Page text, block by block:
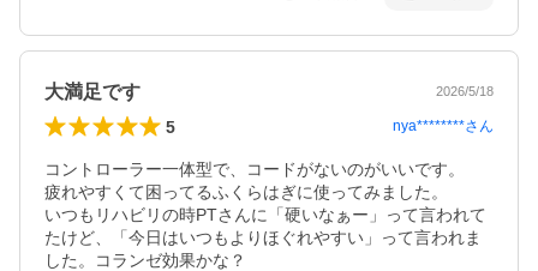
大満足です 2026/5/18
5 nya********さん
コントローラー一体型で、コードがないのがいいです。
疲れやすくて困ってるふくらはぎに使ってみました。
いつもリハビリの時PTさんに「硬いなぁー」って言われて
たけど、「今日はいつもよりほぐれやすい」って言われま
した。コランゼ効果かな？